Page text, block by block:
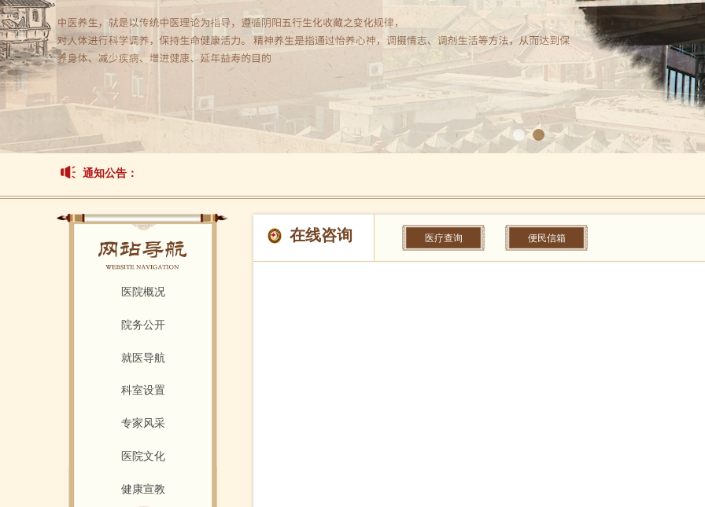
通知公告：
医疗查询 便民信箱
在线咨询
医院概况
院务公开
就医导航
科室设置
专家风采
医院文化
健康宣教